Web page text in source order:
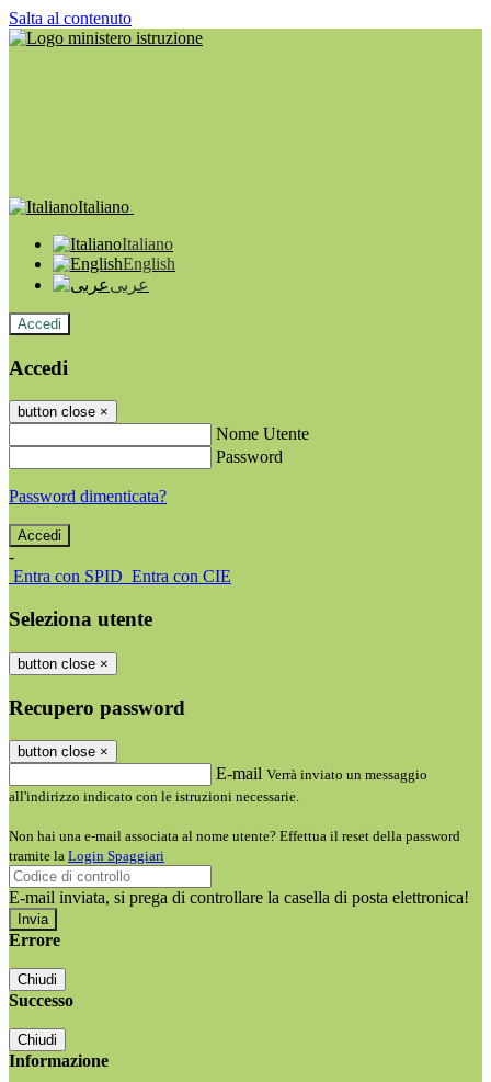
Salta al contenuto
Italiano
Italiano
English
عربى
Accedi
Accedi
button close ×
Nome Utente
Password
Password dimenticata?
-
Entra con SPID Entra con CIE
Seleziona utente
button close ×
Recupero password
button close ×
E-mail Verrà inviato un messaggio
all'indirizzo indicato con le istruzioni necessarie.
Non hai una e-mail associata al nome utente? Effettua il reset della password
tramite la Login Spaggiari
E-mail inviata, si prega di controllare la casella di posta elettronica!
Errore
Chiudi
Successo
Chiudi
Informazione